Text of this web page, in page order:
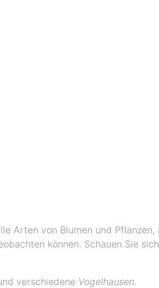
Arten von Blumen und Pflanzen,
können. Schauen Sie
verschiedene Vogelhausen.